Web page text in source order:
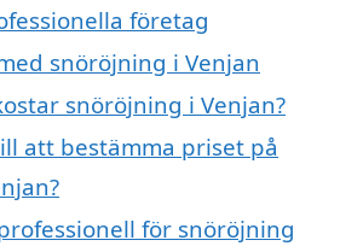
företag
snöröjning i Venjan
snöröjning i Venjan?
att bestämma priset på
för snöröjning